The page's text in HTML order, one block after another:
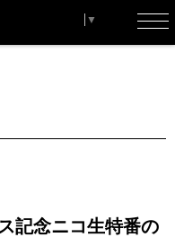
▼
記念ニコ生特番の